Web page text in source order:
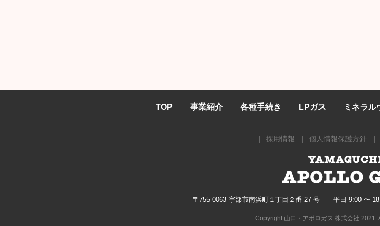
TOP 事業紹介 各種手続き LPガス ミネラル
採用情報 個人情報保護方針
〒755-0063 宇部市南浜町１丁目２番 27 号 平日 9:00 〜
Copyright 山口・アポロガス 株式会社 2021.